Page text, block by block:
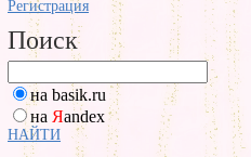
Регистрация
Поиск
на basik.ru
на Яandex
НАЙТИ